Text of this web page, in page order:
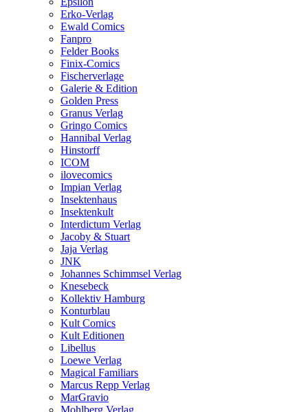
Erko-Verlag
Ewald Comics
Fanpro
Felder Books
Finix-Comics
Fischerverlage
Galerie & Edition
Golden Press
Granus Verlag
Gringo Comics
Hannibal Verlag
Hinstorff
ICOM
ilovecomics
Impian Verlag
Insektenhaus
Insektenkult
Interdictum Verlag
Jacoby & Stuart
Jaja Verlag
JNK
Johannes Schimmsel Verlag
Knesebeck
Kollektiv Hamburg
Konturblau
Kult Comics
Kult Editionen
Libellus
Loewe Verlag
Magical Familiars
Marcus Repp Verlag
MarGravio
Mohlberg Verlag